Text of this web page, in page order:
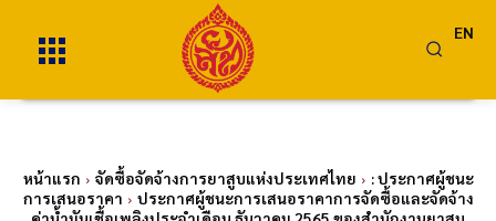
EN
หน้าแรก จัดซื้อจัดจ้างการยาสูบแห่งประเทศไทย
: ประกาศผู้ชนะ
การเสนอราคา
ประกาศผู้ชนะการเสนอราคาการจัดซื้อและจัดจ้าง